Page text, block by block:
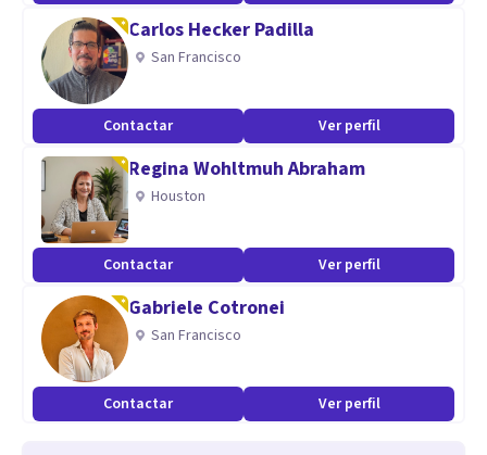
Carlos Hecker Padilla
San Francisco
Contactar Ver perfil
Regina Wohltmuh Abraham
Houston
Contactar Ver perfil
Gabriele Cotronei
San Francisco
Contactar Ver perfil